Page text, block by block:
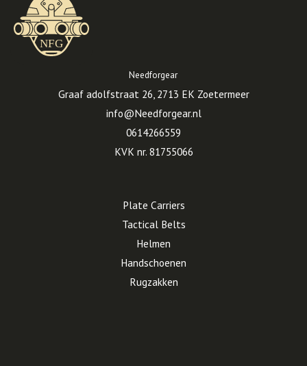
Needforgear
Graaf adolfstraat 26, 2713 EK Zoetermeer
info@Needforgear.nl
0614266559
KVK nr. 81755066
Plate Carriers
Tactical Belts
Helmen
Handschoenen
Rugzakken